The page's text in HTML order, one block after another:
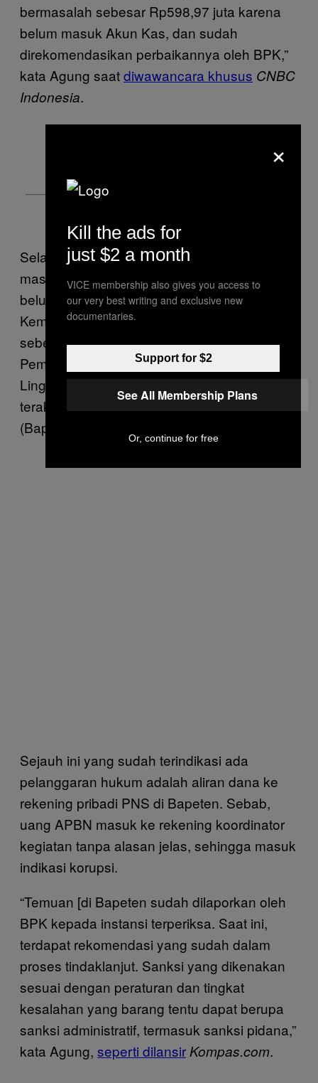
bermasalah sebesar Rp598,97 juta karena
belum masuk Akun Kas, dan sudah
direkomendasikan perbaikannya oleh BPK,”
kata Agung saatdiwawancara khusus CNBC
Indonesia.
Selain Kemenhan, transfer dana APBN yang
masuk ke rekening pribadi dengan status
belum mendapat izin/sepengetahuan
Kemenkeu ada di Kementerian Agama
sebesar Rp20,71 miliar, Badan Pengawas
Pemilu sebanyak Rp2,39 miliar, Kementerian
Lingkungan Hidup dan Kehutanan, dan
terakhir Badan Pengawas Teknologi Nuklir
(Bapeten).
Sejauh ini yang sudah terindikasi ada
pelanggaran hukum adalah aliran dana ke
rekening pribadi PNS di Bapeten. Sebab,
uang APBN masuk ke rekening koordinator
kegiatan tanpa alasan jelas, sehingga masuk
indikasi korupsi.
“Temuan [di Bapeten sudah dilaporkan oleh
BPK kepada instansi terperiksa. Saat ini,
terdapat rekomendasi yang sudah dalam
proses tindaklanjut. Sanksi yang dikenakan
sesuai dengan peraturan dan tingkat
kesalahan yang barang tentu dapat berupa
sanksi administratif, termasuk sanksi pidana,”
kata Agung, seperti dilansir Kompas.com.
×
Kill the ads for
just $2 a month
VICE membership also gives you access to
our very best writing and exclusive new
documentaries.
Support for $2
See All Membership Plans
Or, continue for free